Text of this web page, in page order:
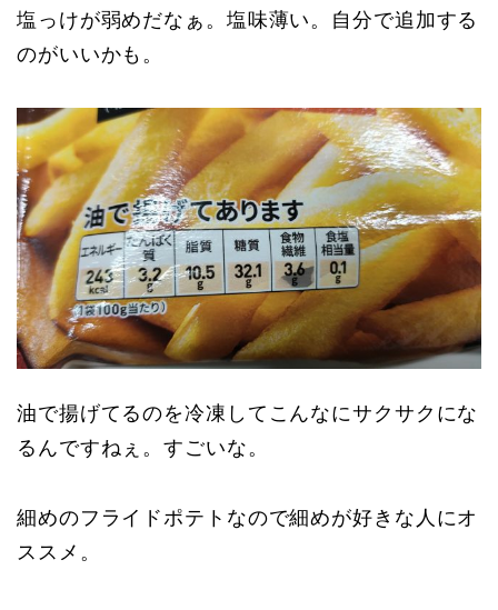
塩っけが弱めだなぁ。塩味薄い。自分で追加する
のがいいかも。
油で揚げてるのを冷凍してこんなにサクサクにな
るんですねぇ。すごいな。
細めのフライドポテトなので細めが好きな人にオ
ススメ。